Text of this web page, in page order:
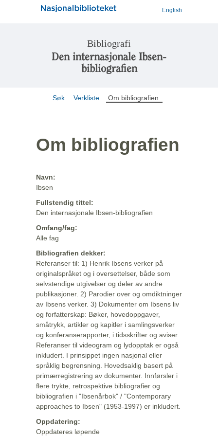
English
Bibliografi
Den internasjonale Ibsen-
bibliografien
Søk Verkliste Om bibliografien
Om bibliografien
Navn:
Ibsen
Fullstendig tittel:
Den internasjonale Ibsen-bibliografien
Omfang/fag:
Alle fag
Bibliografien dekker:
Referanser til: 1) Henrik Ibsens verker på
originalspråket og i oversettelser, både som
selvstendige utgivelser og deler av andre
publikasjoner. 2) Parodier over og omdiktninger
av Ibsens verker. 3) Dokumenter om Ibsens liv
og forfatterskap: Bøker, hovedoppgaver,
småtrykk, artikler og kapitler i samlingsverker
og konferanserapporter, i tidsskrifter og aviser.
Referanser til videogram og lydopptak er også
inkludert. I prinsippet ingen nasjonal eller
språklig begrensning. Hovedsaklig basert på
primærregistrering av dokumenter. Innførsler i
flere trykte, retrospektive bibliografier og
bibliografien i "Ibsenårbok" / "Contemporary
approaches to Ibsen" (1953-1997) er inkludert.
Oppdatering:
Oppdateres løpende